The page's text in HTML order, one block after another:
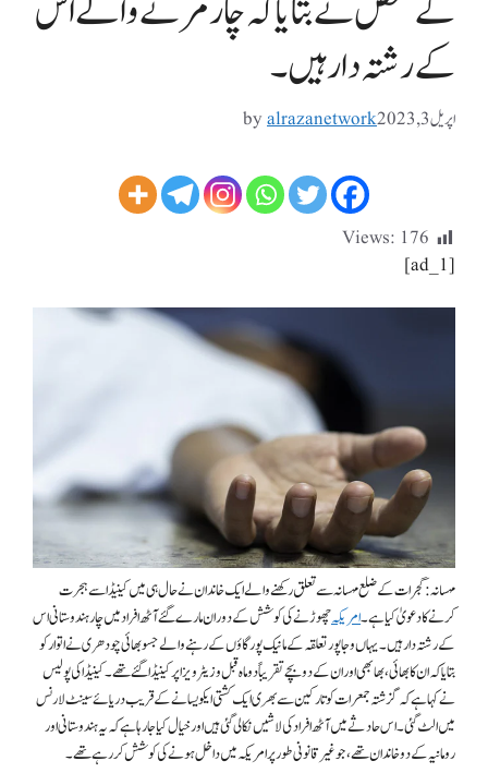
کے رشتہ دار ہیں۔
اپریل 3, 2023 byalrazanetwork
Views: 176
[ad_1]
مہسانہ:گجرات کے ضلع مہسانہ سے تعلق رکھنے والے ایک خاندان نے حال ہی میں کینیڈا سے ہجرت
کرنے کا دعویٰ کیا ہے۔امریکہچھوڑنے کی کوشش کے دوران مارے گئے آٹھ افراد میں چار ہندوستانی اس
کے رشتہ دار ہیں۔ یہاں وجاپور تعلقہ کے مانیک پور گاؤں کے رہنے والے جسو بھائی چودھری نے اتوار کو
بتایا کہ ان کا بھائی، بھابھی اور ان کے دو بچے تقریباً دو ماہ قبل وزیٹر ویزا پر کینیڈا گئے تھے۔ کینیڈا کی پولیس
نے کہا ہے کہ گزشتہ جمعرات کو تارکین سے بھری ایک کشتی ایکویسانے کے قریب دریائے سینٹ لارنس
میں الٹ گئی۔ اس حادثے میں آٹھ افراد کی لاشیں نکالی گئی ہیں اور خیال کیا جا رہا ہے کہ یہ ہندوستانی اور
رومانیہ کے دو خاندان تھے، جو غیر قانونی طور پر امریکہ میں داخل ہونے کی کوشش کر رہے تھے۔